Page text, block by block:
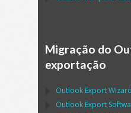
Migração do
exportação
Outlook Export Wizard
Outlook Export